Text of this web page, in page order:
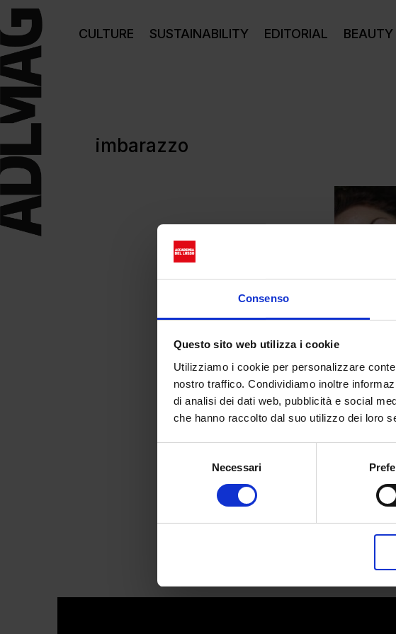
Consenso
Questo sito web utilizza i cookie
Utilizziamo i cookie per personalizzare
nostro traffico. Condividiamo inoltre
di analisi dei dati web, pubblicità e social
che hanno raccolto dal suo utilizzo dei loro
Necessari
CULTURE SUSTAINABILITY EDITORIAL BEAUTY
imbarazzo
L’Imbarazzo:
Il